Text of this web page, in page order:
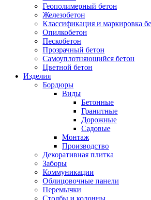
Геополимерный бетон
Железобетон
Классификация и маркировка
Опилкобетон
Пескобетон
Прозрачный бетон
Самоуплотняющийся бетон
Цветной бетон
Изделия
Бордюры
Виды
Бетонные
Гранитные
Дорожные
Садовые
Монтаж
Производство
Декоративная плитка
Заборы
Коммуникации
Облицовочные панели
Перемычки
Столбы и колонны